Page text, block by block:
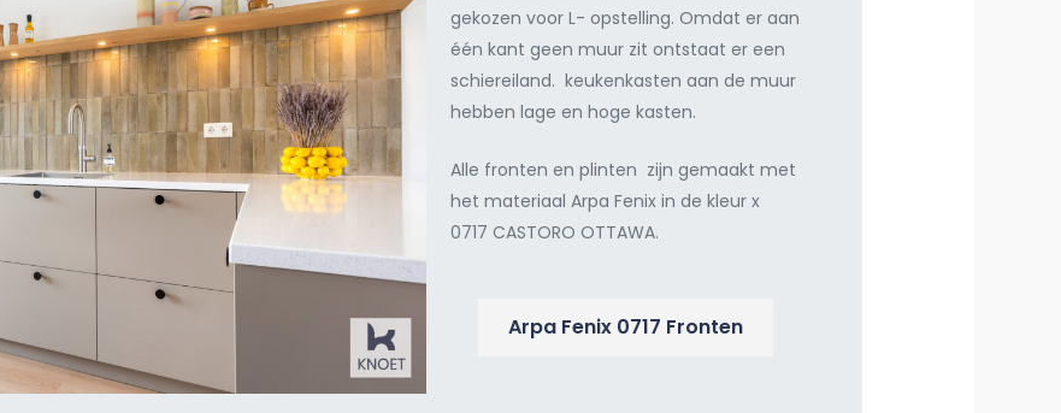
gekozen voor L- opstelling. Omdat er aan
één kant geen muur zit ontstaat er een
schiereiland. keukenkasten aan de muur
hebben lage en hoge kasten.
Alle fronten en plinten zijn gemaakt met
het materiaal Arpa Fenix in de kleur x
0717 CASTORO OTTAWA.
Arpa Fenix 0717 Fronten